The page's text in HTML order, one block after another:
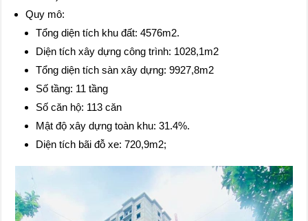
Quy mô:
Tổng diện tích khu đất: 4576m2.
Diện tích xây dựng công trình: 1028,1m2
Tổng diện tích sàn xây dựng: 9927,8m2
Số tầng: 11 tầng
Số căn hộ: 113 căn
Mật độ xây dựng toàn khu: 31.4%.
Diện tích bãi đỗ xe: 720,9m2;